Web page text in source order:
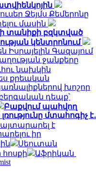
Ջեյմս Քեմերոնը
մասին
տանիքի բզկտված
կենտրոնում
Գազայում
ջանքերը
նախկին
քրեական
խոշոր
դեպք՝
Բաքվում պահվող
մտահոգիչ է․
է
իր
Սեուտան
Աֆրիկան ​​